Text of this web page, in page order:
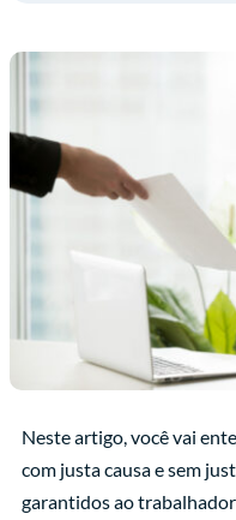
Neste artigo, você vai
com justa causa e sem
garantidos ao trabalhador